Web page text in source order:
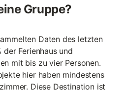
Gruppe?
Daten des letzten
Ferienhaus und
mit bis zu vier Personen.
hier haben mindestens
Diese Destination ist